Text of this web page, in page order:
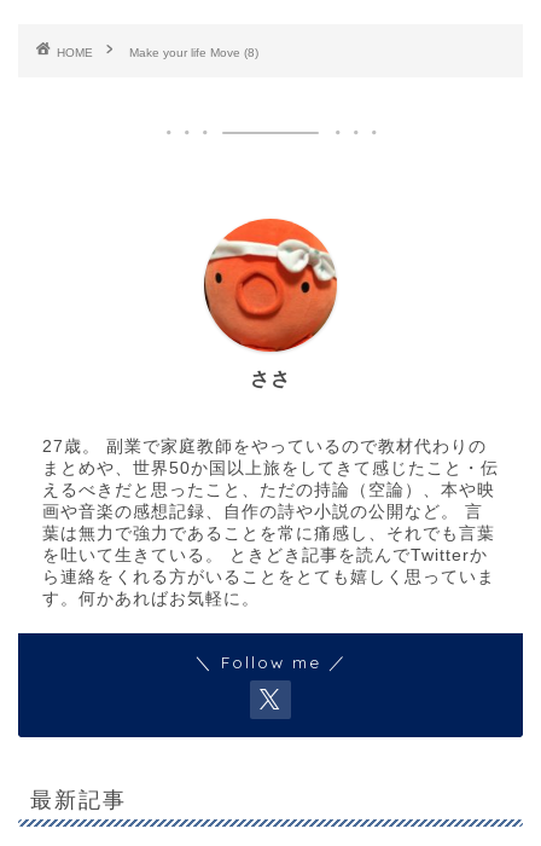
HOME Make your life Move (8)
ささ
27歳。 副業で家庭教師をやっているので教材代わりの
まとめや、世界50か国以上旅をしてきて感じたこと・伝
えるべきだと思ったこと、ただの持論（空論）、本や映
画や音楽の感想記録、自作の詩や小説の公開など。 言
葉は無力で強力であることを常に痛感し、それでも言葉
を吐いて生きている。 ときどき記事を読んでTwitterか
ら連絡をくれる方がいることをとても嬉しく思っていま
す。何かあればお気軽に。
＼ Follow me ／
最新記事